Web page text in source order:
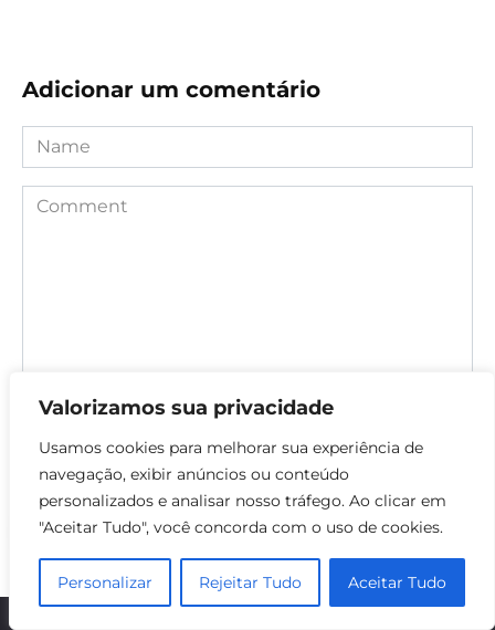
Valorizamos sua privacidade
Usamos cookies para melhorar sua experiência de
navegação, exibir anúncios ou conteúdo
personalizados e analisar nosso tráfego. Ao clicar em
"Aceitar Tudo", você concorda com o uso de cookies.
Personalizar Rejeitar Tudo Aceitar Tudo
Adicionar um comentário
Name
Comment
Save my name, email, and website in this browser for the